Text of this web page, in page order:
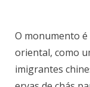
O monumento é
oriental, como
imigrantes